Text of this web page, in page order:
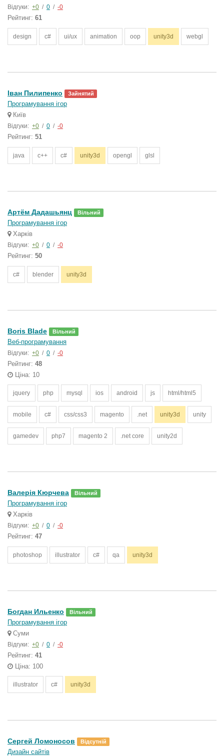
Відгуки: +0 / 0 / -0
Рейтинг: 61
design c# ui/ux animation oop unity3d webgl
Іван Пилипенко Зайнятий
Програмування ігор
Київ
Відгуки: +0 / 0 / -0
Рейтинг: 51
java c++ c# unity3d opengl glsl
Артём Дадашьянц Вільний
Програмування ігор
Харків
Відгуки: +0 / 0 / -0
Рейтинг: 50
c# blender unity3d
Boris Blade Вільний
Веб-програмування
Відгуки: +0 / 0 / -0
Рейтинг: 48
Ціна: 10
jquery php mysql ios android js html/html5
mobile c# css/css3 magento .net unity3d unity
gamedev php7 magento 2 .net core unity2d
Валерія Кюрчева Вільний
Програмування ігор
Харків
Відгуки: +0 / 0 / -0
Рейтинг: 47
photoshop illustrator c# qa unity3d
Богдан Ильенко Вільний
Програмування ігор
Суми
Відгуки: +0 / 0 / -0
Рейтинг: 41
Ціна: 100
illustrator c# unity3d
Сергей Ломоносов Відсутній
Дизайн сайтів